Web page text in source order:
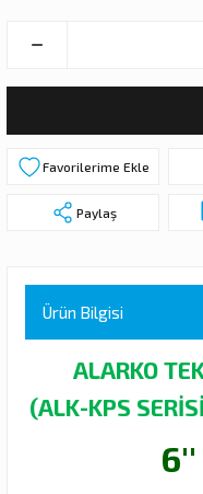
POMPA (MOTOR+POMPA)
Paylaş
Ürün Bilgisi
ALARKO
(ALK-KPS